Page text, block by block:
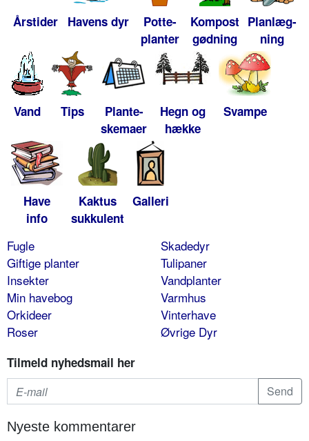
Årstider Havens dyr
Potte-
planter
Kompost
gødning
Planlæg-
ning
Vand Tips
Plante-
skemaer
Hegn og
hække
Svampe
Have
info
Kaktus
sukkulent
Galleri
Fugle
Giftige planter
Insekter
Min havebog
Orkideer
Roser
Skadedyr
Tulipaner
Vandplanter
Varmhus
Vinterhave
Øvrige Dyr
Tilmeld nyhedsmail her
Nyeste kommentarer